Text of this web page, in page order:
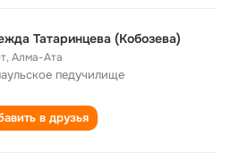
Татаринцева (Кобозева)
,Алма-Ата
педучилище
в друзья